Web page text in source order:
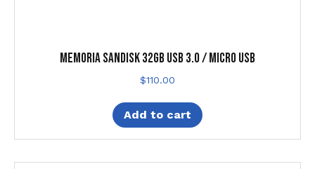
MEMORIA SANDISK 32GB USB 3.0 / MICRO USB
$110.00
Add to cart